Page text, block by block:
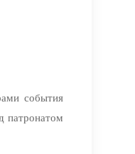
события
патронатом